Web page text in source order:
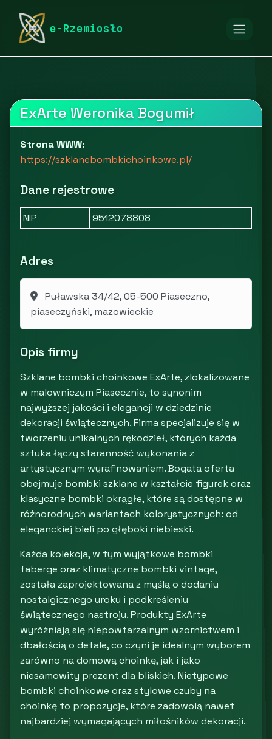
e-Rzemiosło
rymarstwo-poznan.pl
Dekoracje i oświetlenie
ExArte Weronika Bogumił
Strona WWW:
https://szklanebombkichoinkowe.pl/
Dane rejestrowe
NIP 9512078808
Adres
Puławska 34/42, 05-500 Piaseczno,
piaseczyński, mazowieckie
Opis firmy
Szklane bombki choinkowe ExArte, zlokalizowane
w malowniczym Piasecznie, to synonim
najwyższej jakości i elegancji w dziedzinie
dekoracji świątecznych. Firma specjalizuje się w
tworzeniu unikalnych rękodzieł, których każda
sztuka łączy staranność wykonania z
artystycznym wyrafinowaniem. Bogata oferta
obejmuje bombki szklane w kształcie figurek oraz
klasyczne bombki okrągłe, które są dostępne w
różnorodnych wariantach kolorystycznych: od
eleganckiej bieli po głęboki niebieski.
Każda kolekcja, w tym wyjątkowe bombki
faberge oraz klimatyczne bombki vintage,
została zaprojektowana z myślą o dodaniu
nostalgicznego uroku i podkreśleniu
świątecznego nastroju. Produkty ExArte
wyróżniają się niepowtarzalnym wzornictwem i
dbałością o detale, co czyni je idealnym wyborem
zarówno na domową choinkę, jak i jako
niesamowity prezent dla bliskich. Nietypowe
bombki choinkowe oraz stylowe czuby na
choinkę to propozycje, które zadowolą nawet
najbardziej wymagających miłośników dekoracji.